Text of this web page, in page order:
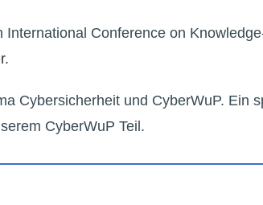
Conference on
.
Cybersicherheit und CyberWuP. Ein
CyberWuP Teil.